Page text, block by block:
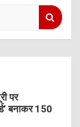
पर
बनाकर 150